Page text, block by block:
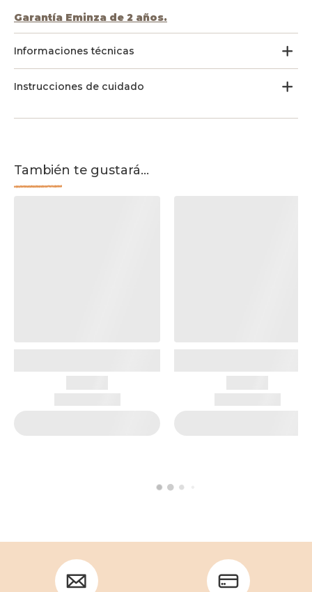
Garantía Eminza de 2 años.
Informaciones técnicas
Instrucciones de cuidado
También te gustará...